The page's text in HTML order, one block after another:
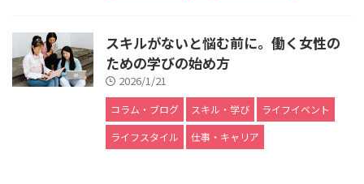
スキルがないと悩む前に。働く女性の
ための学びの始め方
2026/1/21
コラム・ブログ スキル・学び
ライフイベント
ライフスタイル
仕事・キャリア